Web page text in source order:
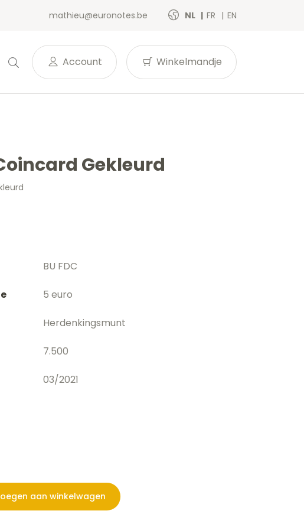
mathieu@euronotes.be NL FR EN
Account Winkelmandje
Gekleurd
BU FDC
5 euro
Herdenkingsmunt
7.500
03/2021
aan winkelwagen